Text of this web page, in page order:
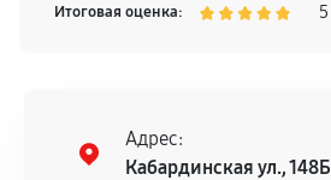
Итоговая оценка: 5
Адрес:
Кабардинская ул., 148Б